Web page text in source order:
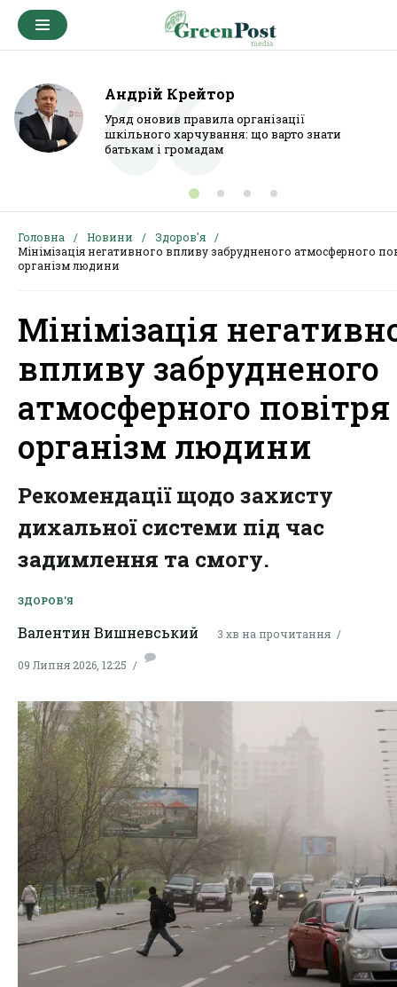
Андрій Крейтор
Уряд оновив правила організації
шкільного харчування: що варто знати
батькам і громадам
Головна Новини
Здоров'я
Мінімізація негативного впливу забрудненого атмосферного
організм людини
Мінімізація
впливу забрудненого
атмосферного
організм людини
Рекомендації щодо захисту
дихальної системи під час
задимлення та смогу.
ЗДОРОВ'Я
Валентин Вишневський 3 хв на прочитання
09 Липня 2026, 12:25